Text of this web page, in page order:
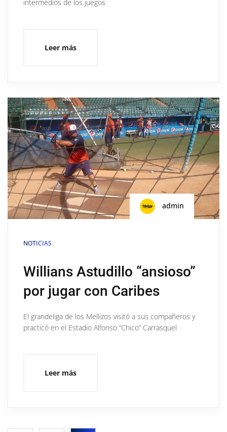
intermedios de los juegos
Leer más
admin
NOTICIAS
Willians Astudillo “ansioso”
por jugar con Caribes
El grandeliga de los Mellizos visitó a sus compañeros y
practicó en el Estadio Alfonso “Chico” Carrasquel
Leer más